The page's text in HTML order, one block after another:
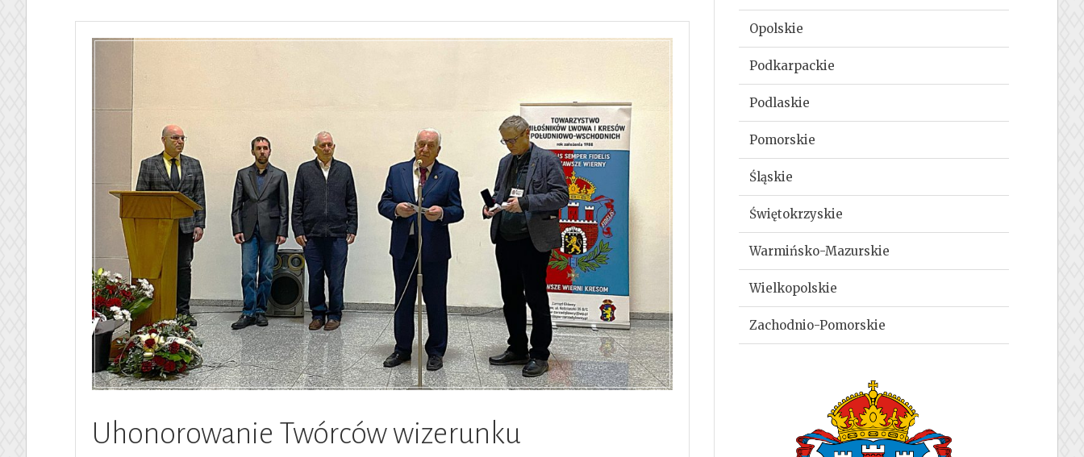
Uhonorowanie Twórców wizerunku
Opolskie
Podkarpackie
Podlaskie
Pomorskie
Śląskie
Świętokrzyskie
Warmińsko-Mazurskie
Wielkopolskie
Zachodnio-Pomorskie